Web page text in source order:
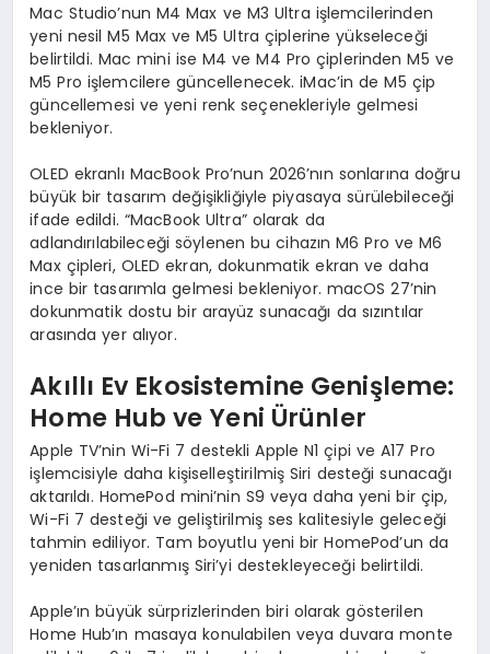
Mac Studio’nun M4 Max ve M3 Ultra işlemcilerinden
yeni nesil M5 Max ve M5 Ultra çiplerine yükseleceği
belirtildi. Mac mini ise M4 ve M4 Pro çiplerinden M5 ve
M5 Pro işlemcilere güncellenecek. iMac’in de M5 çip
güncellemesi ve yeni renk seçenekleriyle gelmesi
bekleniyor.
OLED ekranlı MacBook Pro’nun 2026’nın sonlarına doğru
büyük bir tasarım değişikliğiyle piyasaya sürülebileceği
ifade edildi. “MacBook Ultra” olarak da
adlandırılabileceği söylenen bu cihazın M6 Pro ve M6
Max çipleri, OLED ekran, dokunmatik ekran ve daha
ince bir tasarımla gelmesi bekleniyor. macOS 27’nin
dokunmatik dostu bir arayüz sunacağı da sızıntılar
arasında yer alıyor.
Akıllı Ev Ekosistemine Genişleme:
Home Hub ve Yeni Ürünler
Apple TV’nin Wi-Fi 7 destekli Apple N1 çipi ve A17 Pro
işlemcisiyle daha kişiselleştirilmiş Siri desteği sunacağı
aktarıldı. HomePod mini’nin S9 veya daha yeni bir çip,
Wi-Fi 7 desteği ve geliştirilmiş ses kalitesiyle geleceği
tahmin ediliyor. Tam boyutlu yeni bir HomePod’un da
yeniden tasarlanmış Siri’yi destekleyeceği belirtildi.
Apple’ın büyük sürprizlerinden biri olarak gösterilen
Home Hub’ın masaya konulabilen veya duvara monte